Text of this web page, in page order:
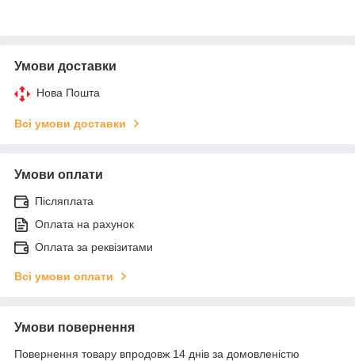
Умови доставки
Нова Пошта
Всі умови доставки
Умови оплати
Післяплата
Оплата на рахунок
Оплата за реквізитами
Всі умови оплати
Умови повернення
Повернення товару впродовж 14 днів за домовленістю